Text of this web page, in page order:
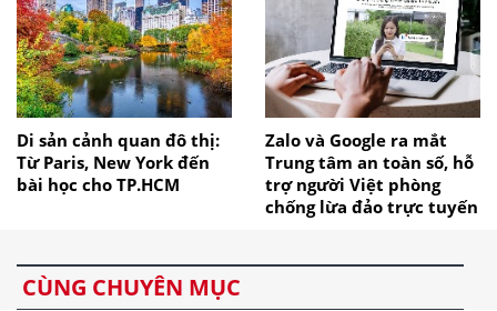
Di sản cảnh quan đô thị:
Từ Paris, New York đến
bài học cho TP.HCM
Zalo và Google ra mắt
Trung tâm an toàn số, hỗ
trợ người Việt phòng
chống lừa đảo trực tuyến
CÙNG CHUYÊN MỤC